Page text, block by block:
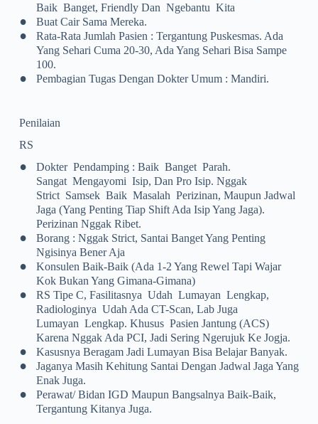
Baik Banget, Friendly Dan Ngebantu Kita
• Buat Cair Sama Mereka.
•
Rata-Rata Jumlah Pasien : Tergantung Puskesmas. Ada
Yang Sehari Cuma 20-30, Ada Yang Sehari Bisa Sampe
100.
• Pembagian Tugas Dengan Dokter Umum : Mandiri.
Penilaian
RS
•
Dokter Pendamping : Baik Banget Parah.
Sangat Mengayomi Isip, Dan Pro Isip. Nggak
Strict Samsek Baik Masalah Perizinan, Maupun Jadwal
Jaga (yang Penting Tiap Shift Ada Isip Yang Jaga).
Perizinan Nggak Ribet.
•
Borang : Nggak Strict, Santai Banget Yang Penting
Ngisinya Bener Aja
•
Konsulen Baik-Baik (ada 1-2 Yang Rewel Tapi Wajar
Kok Bukan Yang Gimana-Gimana)
•
RS Tipe C, Fasilitasnya Udah Lumayan Lengkap,
Radiologinya Udah Ada CT-Scan, Lab Juga
Lumayan Lengkap. Khusus Pasien Jantung (ACS)
Karena Nggak Ada PCI, Jadi Sering Ngerujuk Ke Jogja.
• Kasusnya Beragam Jadi Lumayan Bisa Belajar Banyak.
•
Jaganya Masih Kehitung Santai Dengan Jadwal Jaga Yang
Enak Juga.
•
Perawat/ Bidan IGD Maupun Bangsalnya Baik-Baik,
Tergantung Kitanya Juga.